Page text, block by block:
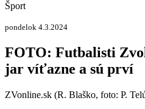
Šport
pondelok 4.3.2024
FOTO: Futbalisti
jar víťazne a sú prví
ZVonline.sk (R. Blaško, foto: P.